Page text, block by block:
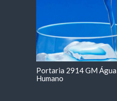
Portaria 2914 GM Água
Humano